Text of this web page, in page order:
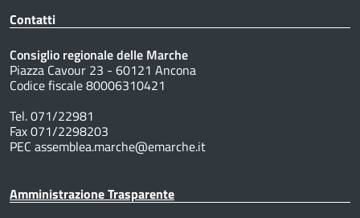
Contatti
Consiglio regionale delle Marche
Piazza Cavour 23 - 60121 Ancona
Codice fiscale 80006310421
Tel. 071/22981
Fax 071/2298203
PEC assemblea.marche@emarche.it
Amministrazione Trasparente